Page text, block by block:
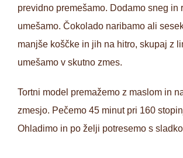
previdno premešamo. Dodamo sneg in
umešamo. Čokolado naribamo ali
manjše koščke in jih na hitro, skupaj z
umešamo v skutno zmes.
Tortni model premažemo z maslom in
zmesjo. Pečemo 45 minut pri 160
Ohladimo in po želji potresemo s